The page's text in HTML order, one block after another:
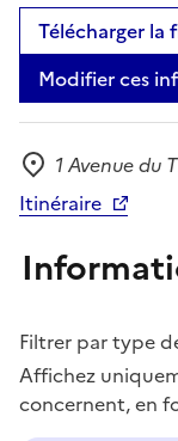
Télécharger la
Modifier ces
Adresse
1 Avenue du
Itinéraire
Filtrer par type
Affichez
concernent, en